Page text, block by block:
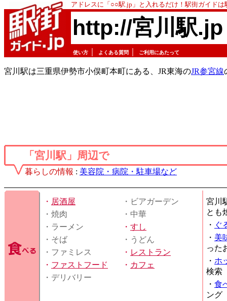
アドレスに「○○駅.jp」と入れるだけ！駅街ガイド
http://宮川駅.jp
使い方 よくある質問 ご利用にあたって
宮川駅は三重県伊勢市小俣町本町にある、JR東海のJR参宮線
「宮川駅」周辺で
暮らしの情報 : 美容院・病院・駐車場など
・ 居酒屋
・ビアガーデン
・焼肉
・中華
・ラーメン
・ すし
・そば
・うどん
・ファミレス
・ レストラン
・ ファストフード ・ カフェ
・デリバリー
宮川
とも
・ ぐ
・ 美
った
・ ホ
検索
・ 食
ング